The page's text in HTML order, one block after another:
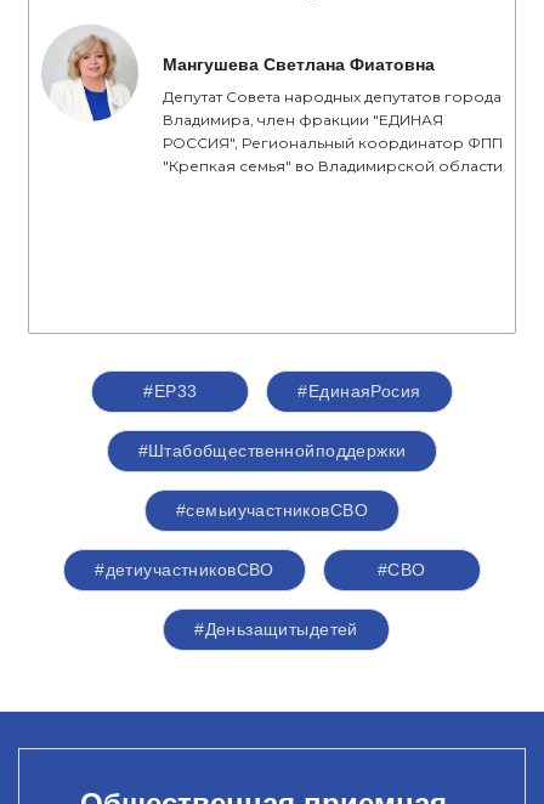
Мангушева Светлана Фиатовна
Депутат Совета народных депутатов города
Владимира, член фракции "ЕДИНАЯ
РОССИЯ", Региональный координатор ФПП
"Крепкая семья" во Владимирской области
#ЕР33 #ЕдинаяРосия
#Штабобщественнойподдержки
#семьиучастниковСВО
#детиучастниковСВО #СВО
#Деньзащитыдетей